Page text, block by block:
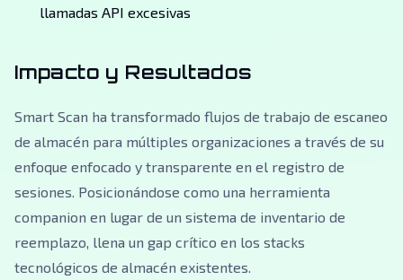
llamadas API excesivas
Impacto y Resultados
Smart Scan ha transformado flujos de trabajo de escaneo
de almacén para múltiples organizaciones a través de su
enfoque enfocado y transparente en el registro de
sesiones. Posicionándose como una herramienta
companion en lugar de un sistema de inventario de
reemplazo, llena un gap crítico en los stacks
tecnológicos de almacén existentes.